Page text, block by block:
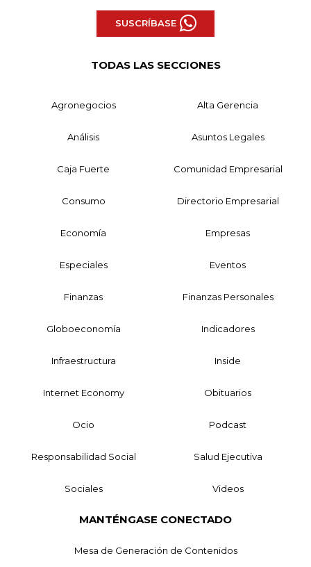
SUSCRÍBASE
TODAS LAS SECCIONES
Agronegocios Alta Gerencia
Análisis Asuntos Legales
Caja Fuerte Comunidad Empresarial
Consumo Directorio Empresarial
Economía Empresas
Especiales Eventos
Finanzas Finanzas Personales
Globoeconomía Indicadores
Infraestructura Inside
Internet Economy Obituarios
Ocio Podcast
Responsabilidad Social Salud Ejecutiva
Sociales Videos
MANTÉNGASE CONECTADO
Mesa de Generación de Contenidos